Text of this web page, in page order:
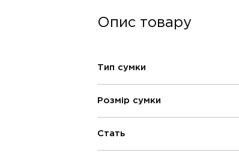
Опис товару
Тип сумки
Розмір сумки
Стать